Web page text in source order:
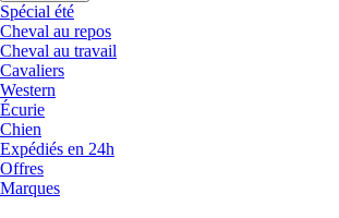
Spécial été
Cheval au repos
Cheval au travail
Cavaliers
Western
Écurie
Chien
Expédiés en 24h
Offres
Marques